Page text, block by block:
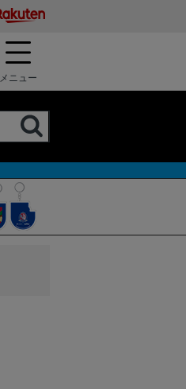
メニュー